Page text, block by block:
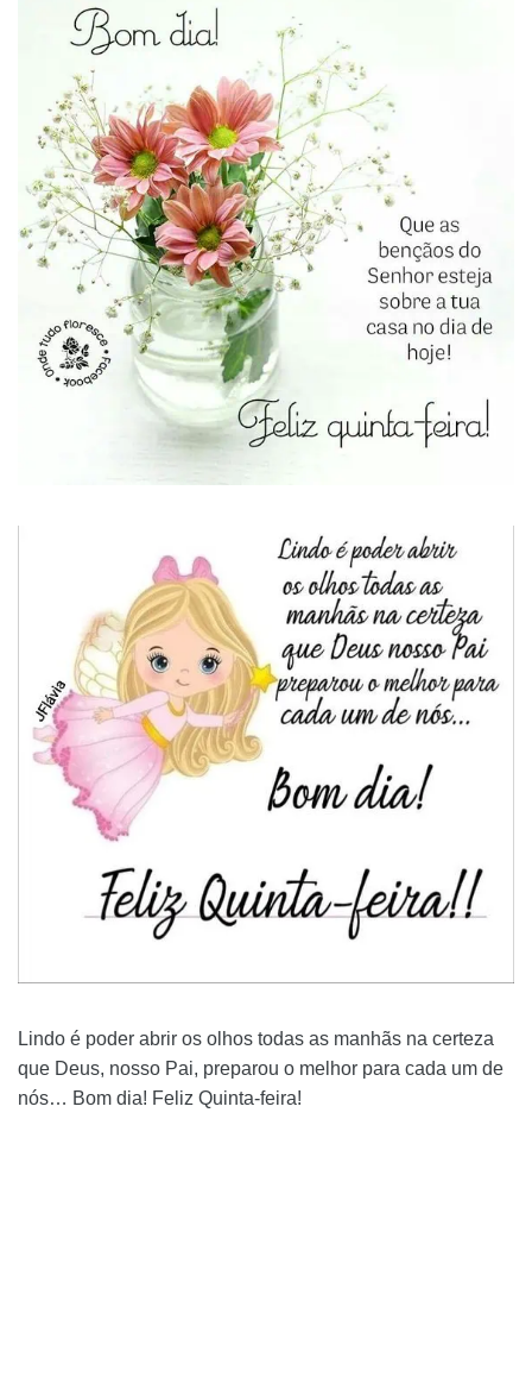
Lindo é poder abrir os olhos todas as manhãs na certeza
que Deus, nosso Pai, preparou o melhor para cada um de
nós… Bom dia! Feliz Quinta-feira!